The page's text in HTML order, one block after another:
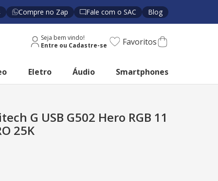
Compre no Zap Fale com o SAC Blog
Seja bem vindo! Favoritos
Eletro Áudio Smartphones
G USB G502 Hero RGB 11
25K